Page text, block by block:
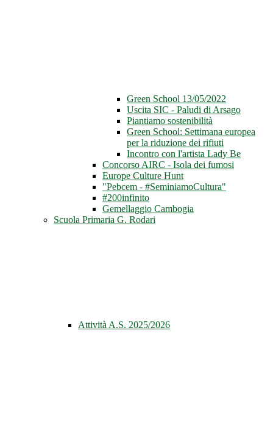
Green School 13/05/2022
Uscita SIC - Paludi di Arsago
Piantiamo sostenibilità
Green School: Settimana europea
per la riduzione dei rifiuti
Incontro con l'artista Lady Be
Concorso AIRC - Isola dei fumosi
Europe Culture Hunt
"Pebcem - #SeminiamoCultura"
#200infinito
Gemellaggio Cambogia
Scuola Primaria G. Rodari
Attività A.S. 2025/2026